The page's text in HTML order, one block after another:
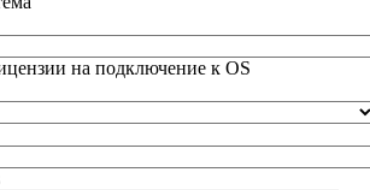
на подключение к OS